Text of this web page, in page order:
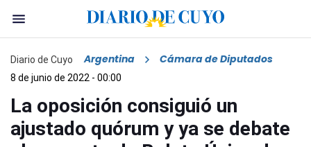
Diario de Cuyo Argentina Cámara de Diputados
8 de junio de 2022 - 00:00
La oposición consiguió un
ajustado quórum y ya se debate